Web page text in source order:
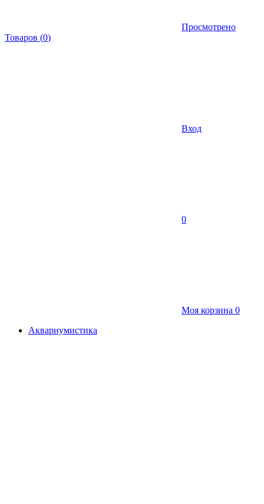
Просмотрено
Товаров (0)
Вход
0
Моя корзина 0
Аквариумистика